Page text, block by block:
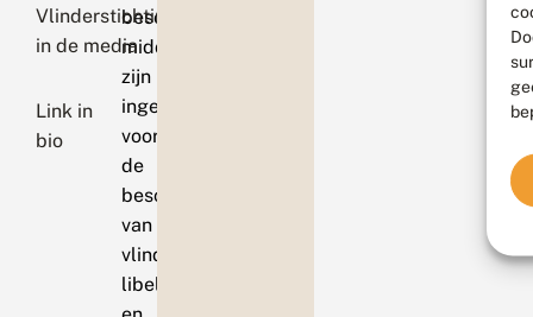
Vlinderstichting
in de media
Link in
bio
beschikbare
middelen
zijn
ingezet
voor
de
bescherming
van
vlinders,
libellen